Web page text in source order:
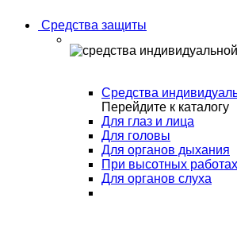
Средства защиты
Средства
Перейдите к каталогу
Для глаз и лица
Для головы
Для органов дыхания
При высотных работах
Для органов слуха